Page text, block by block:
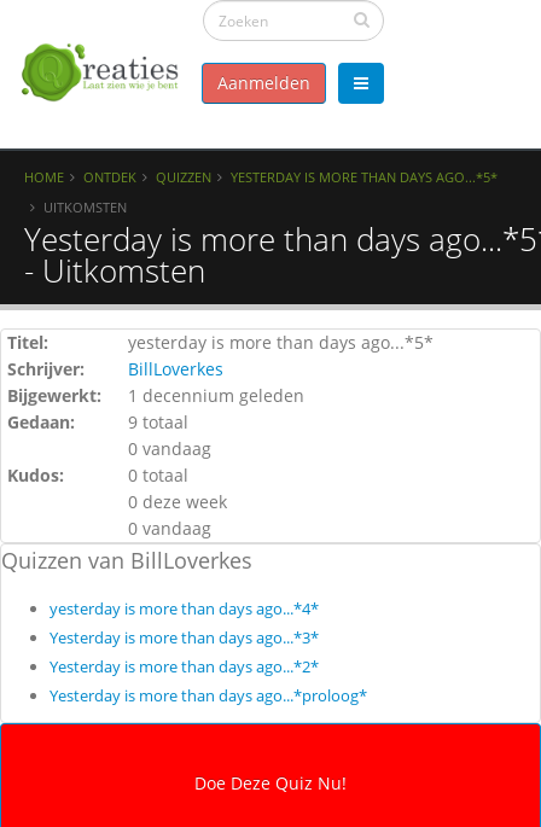
Aanmelden
HOME ONTDEK QUIZZEN
YESTERDAY IS MORE THAN DAYS AGO...*5*
UITKOMSTEN
Yesterday is more than days
- Uitkomsten
Titel:
yesterday is more than days ago...*5*
Schrijver:
BillLoverkes
Bijgewerkt:
1 decennium geleden
Gedaan:
9 totaal
0 vandaag
Kudos:
0 totaal
0 deze week
0 vandaag
Quizzen van BillLoverkes
yesterday is more than days ago...*4*
Yesterday is more than days ago...*3*
Yesterday is more than days ago...*2*
Yesterday is more than days ago...*proloog*